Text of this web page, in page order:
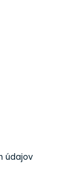
údajov